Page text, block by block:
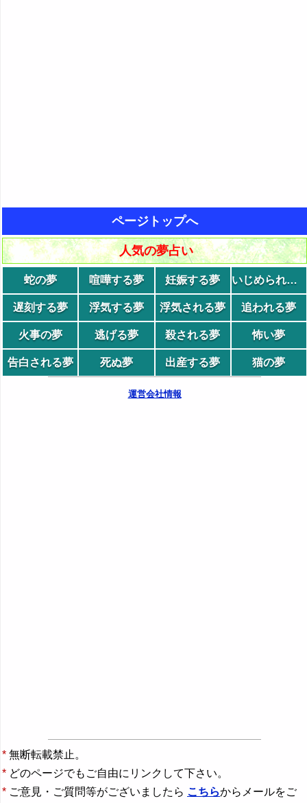
ページトップへ
人気の夢占い
蛇の夢 喧嘩する夢 妊娠する夢 いじめられる夢
遅刻する夢 浮気する夢 浮気される夢 追われる夢
火事の夢 逃げる夢 殺される夢 怖い夢
告白される夢 死ぬ夢 出産する夢 猫の夢
運営会社情報
* 無断転載禁止。
* どのページでもご自由にリンクして下さい。
* ご意見・ご質問等がございましたら こちらからメールをご